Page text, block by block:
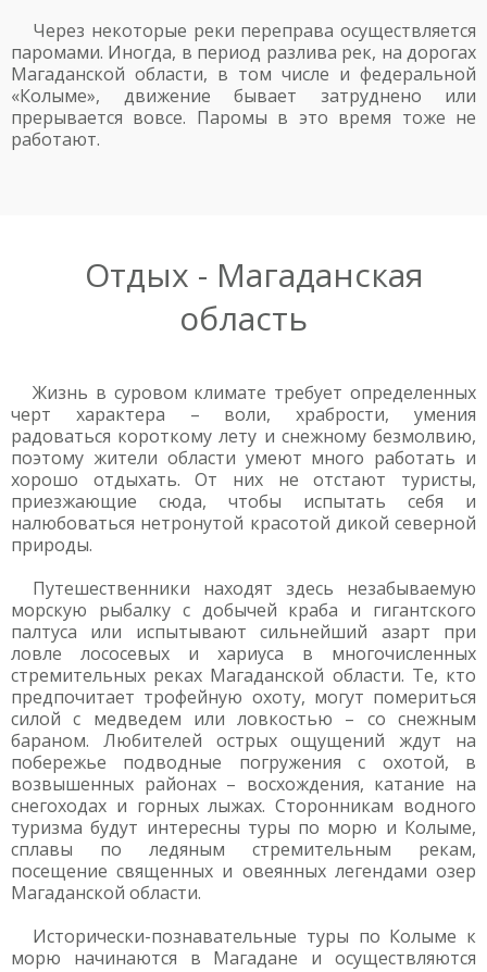
Через некоторые реки переправа осуществляется
паромами. Иногда, в период разлива рек, на дорогах
Магаданской области, в том числе и федеральной
«Колыме», движение бывает затруднено или
прерывается вовсе. Паромы в это время тоже не
работают.
Отдых - Магаданская
область
Жизнь в суровом климате требует определенных
черт характера – воли, храбрости, умения
радоваться короткому лету и снежному безмолвию,
поэтому жители области умеют много работать и
хорошо отдыхать. От них не отстают туристы,
приезжающие сюда, чтобы испытать себя и
налюбоваться нетронутой красотой дикой северной
природы.
Путешественники находят здесь незабываемую
морскую рыбалку с добычей краба и гигантского
палтуса или испытывают сильнейший азарт при
ловле лососевых и хариуса в многочисленных
стремительных реках Магаданской области. Те, кто
предпочитает трофейную охоту, могут помериться
силой с медведем или ловкостью – со снежным
бараном. Любителей острых ощущений ждут на
побережье подводные погружения с охотой, в
возвышенных районах – восхождения, катание на
снегоходах и горных лыжах. Сторонникам водного
туризма будут интересны туры по морю и Колыме,
сплавы по ледяным стремительным рекам,
посещение священных и овеянных легендами озер
Магаданской области.
Исторически-познавательные туры по Колыме к
морю начинаются в Магадане и осуществляются